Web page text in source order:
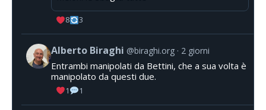
8 3
Alberto Biraghi @biraghi.org 2 giorni
Entrambi manipolati da Bettini, che a sua volta è
manipolato da questi due.
1 1